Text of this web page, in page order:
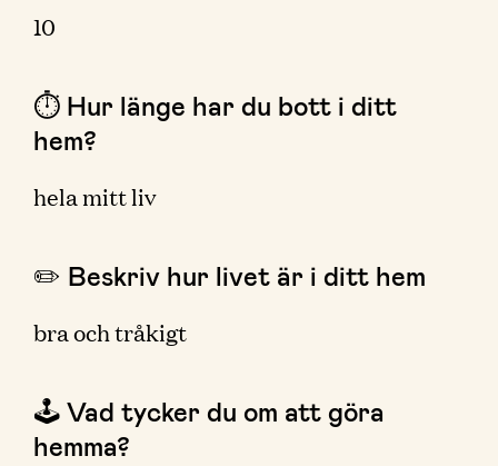
10
⏱ Hur länge har du bott i ditt
hem?
hela mitt liv
✏️ Beskriv hur livet är i ditt hem
bra och tråkigt
🕹 Vad tycker du om att göra
hemma?